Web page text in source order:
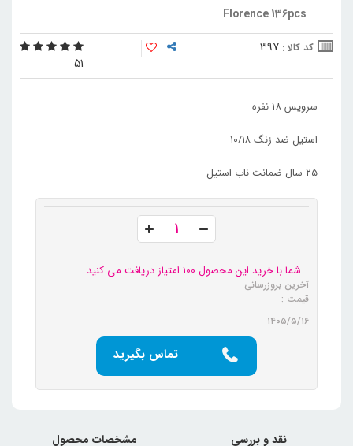
Florence 136pcs
کد کالا : 397
51
سرویس 18 نفره
استیل ضد زنگ ۱۰/۱۸
۲۵ سال ضمانت ناب استیل
شما با خرید این محصول 100 امتیاز دریافت می کنید
آخرین بروزرسانی
قیمت :
۱۴۰۵/۵/۱۶
تماس بگیرید
نقد و بررسی مشخصات محصول